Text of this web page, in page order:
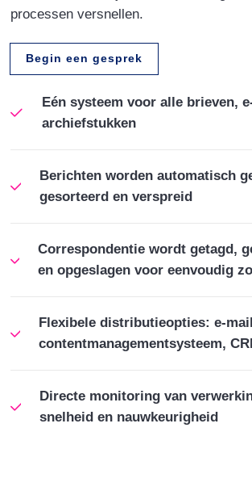
processen versnellen.
Begin een gesprek
Eén systeem voor alle brieven,
archiefstukken
Berichten worden automatisch
gesorteerd en verspreid
Correspondentie wordt getagd,
en opgeslagen voor eenvoudig
Flexibele distributieopties: e-
contentmanagementsysteem,
Directe monitoring van
snelheid en nauwkeurigheid